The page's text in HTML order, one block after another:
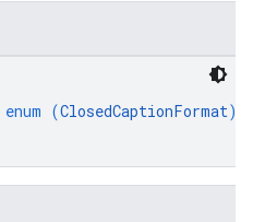
enum (ClosedCaptionFormat)